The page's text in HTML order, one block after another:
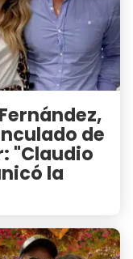
de
"Claudio
la